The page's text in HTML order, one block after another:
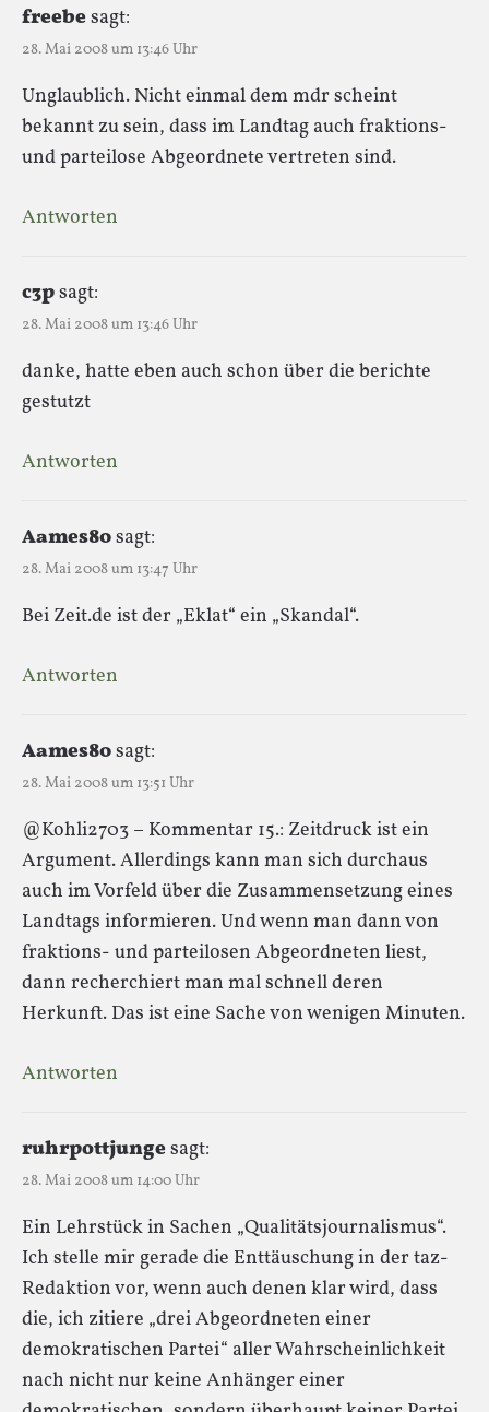
freebesagt:
28. Mai 2008 um 13:46 Uhr
Unglaublich. Nicht einmal dem mdr scheint
bekannt zu sein, dass im Landtag auch fraktions-
und parteilose Abgeordnete vertreten sind.
Antworten
c3psagt:
28. Mai 2008 um 13:46 Uhr
danke, hatte eben auch schon über die berichte
gestutzt
Antworten
Aames80sagt:
28. Mai 2008 um 13:47 Uhr
Bei Zeit.de ist der „Eklat“ ein „Skandal“.
Antworten
Aames80sagt:
28. Mai 2008 um 13:51 Uhr
@Kohli2703 – Kommentar 15.: Zeitdruck ist ein
Argument. Allerdings kann man sich durchaus
auch im Vorfeld über die Zusammensetzung eines
Landtags informieren. Und wenn man dann von
fraktions- und parteilosen Abgeordneten liest,
dann recherchiert man mal schnell deren
Herkunft. Das ist eine Sache von wenigen Minuten.
Antworten
ruhrpottjungesagt:
28. Mai 2008 um 14:00 Uhr
Ein Lehrstück in Sachen „Qualitätsjournalismus“.
Ich stelle mir gerade die Enttäuschung in der taz-
Redaktion vor, wenn auch denen klar wird, dass
die, ich zitiere „drei Abgeordneten einer
demokratischen Partei“ aller Wahrscheinlichkeit
nach nicht nur keine Anhänger einer